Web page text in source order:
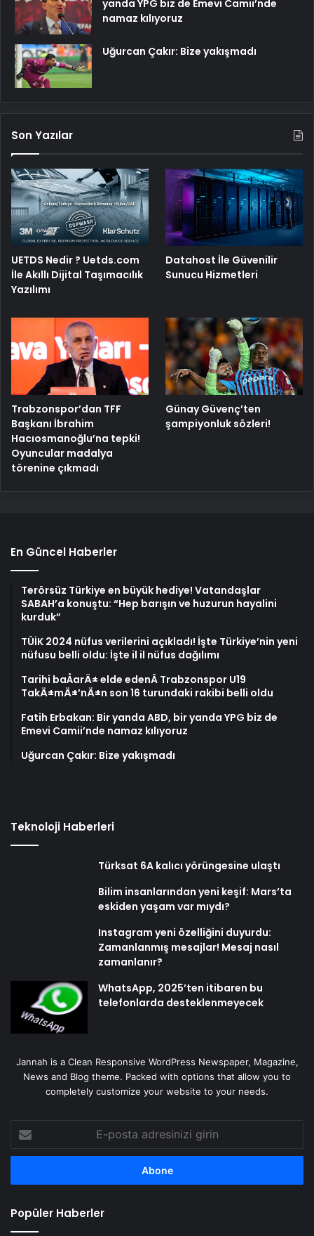
yanda YPG biz de Emevi Camii’nde
namaz kılıyoruz
Uğurcan Çakır: Bize yakışmadı
Son Yazılar
UETDS Nedir ? Uetds.com
İle Akıllı Dijital Taşımacılık
Yazılımı
Datahost İle Güvenilir
Sunucu Hizmetleri
Trabzonspor’dan TFF
Başkanı İbrahim
Hacıosmanoğlu’na tepki!
Oyuncular madalya
törenine çıkmadı
Günay Güvenç’ten
şampiyonluk sözleri!
En Güncel Haberler
Terörsüz Türkiye en büyük hediye! Vatandaşlar
SABAH’a konuştu: “Hep barışın ve huzurun hayalini
kurduk”
TÜİK 2024 nüfus verilerini açıkladı! İşte Türkiye’nin yeni
nüfusu belli oldu: İşte il il nüfus dağılımı
Tarihi baÅarÄ± elde edenÂ Trabzonspor U19
TakÄ±mÄ±’nÄ±n son 16 turundaki rakibi belli oldu
Fatih Erbakan: Bir yanda ABD, bir yanda YPG biz de
Emevi Camii’nde namaz kılıyoruz
Uğurcan Çakır: Bize yakışmadı
Teknoloji Haberleri
Türksat 6A kalıcı yörüngesine ulaştı
Bilim insanlarından yeni keşif: Mars’ta
eskiden yaşam var mıydı?
Instagram yeni özelliğini duyurdu:
Zamanlanmış mesajlar! Mesaj nasıl
zamanlanır?
WhatsApp, 2025’ten itibaren bu
telefonlarda desteklenmeyecek
Jannah is a Clean Responsive WordPress Newspaper, Magazine,
News and Blog theme. Packed with options that allow you to
completely customize your website to your needs.
posta
adresinizi
Popüler Haberler